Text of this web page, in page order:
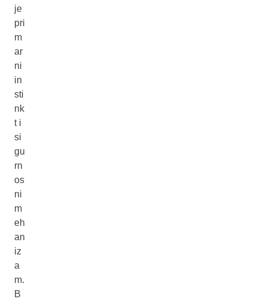
je
pri
m
ar
ni
in
sti
nk
t i
si
gu
rn
os
ni
m
eh
an
iz
a
m.
B